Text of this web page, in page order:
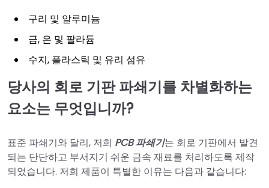
구리 및 알루미늄
금, 은 및 팔라듐
수지, 플라스틱 및 유리 섬유
당사의 회로 기판 파쇄기를 차별화하는
요소는 무엇입니까?
표준 파쇄기와 달리, 저희 PCB 파쇄기는 회로 기판에서 발견
되는 단단하고 부서지기 쉬운 금속 재료를 처리하도록 제작
되었습니다. 저희 제품이 특별한 이유는 다음과 같습니다: